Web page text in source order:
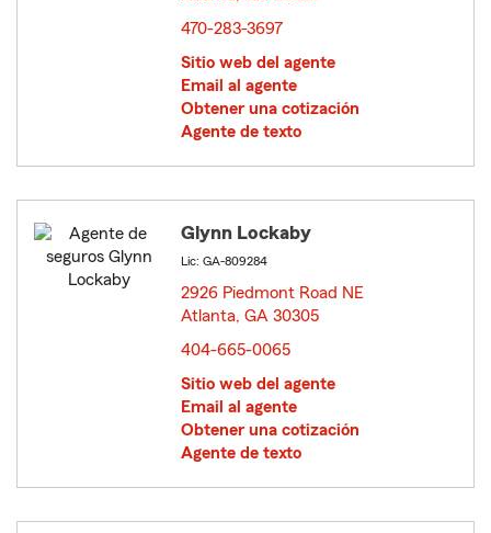
470-283-3697
Sitio web del agente
Email al agente
Obtener una cotización
Agente de texto
Glynn Lockaby
Lic: GA-809284
2926 Piedmont Road NE
Atlanta, GA 30305
404-665-0065
Sitio web del agente
Email al agente
Obtener una cotización
Agente de texto